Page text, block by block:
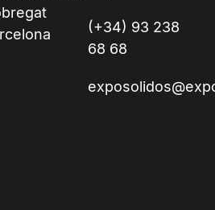
(+34) 93 238
68 68